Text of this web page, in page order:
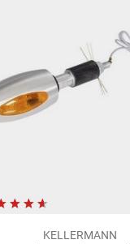
KELLERMANN